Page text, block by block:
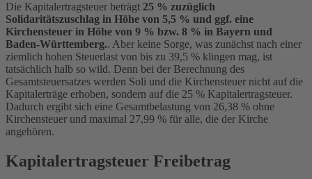
Die Kapitalertragsteuer beträgt 25 % zuzüglich
Solidaritätszuschlag in Höhe von 5,5 % und ggf. eine
Kirchensteuer in Höhe von 9 % bzw. 8 % in Bayern und
Baden-Württemberg.. Aber keine Sorge, was zunächst nach einer
ziemlich hohen Steuerlast von bis zu 39,5 % klingen mag, ist
tatsächlich halb so wild. Denn bei der Berechnung des
Gesamtsteuersatzes werden Soli und die Kirchensteuer nicht auf die
Kapitalerträge erhoben, sondern auf die 25 % Kapitalertragsteuer.
Dadurch ergibt sich eine Gesamtbelastung von 26,38 % ohne
Kirchensteuer und maximal 27,99 % für alle, die der Kirche
angehören.
Kapitalertragsteuer Freibetrag